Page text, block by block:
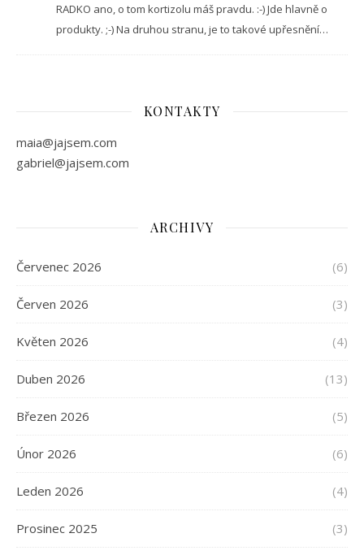
RADKO ano, o tom kortizolu máš pravdu. :-) Jde hlavně o
produkty. ;-) Na druhou stranu, je to takové upřesnění…
KONTAKTY
maia@jajsem.com
gabriel@jajsem.com
ARCHIVY
Červenec 2026 (6)
Červen 2026 (3)
Květen 2026 (4)
Duben 2026 (13)
Březen 2026 (5)
Únor 2026 (6)
Leden 2026 (4)
Prosinec 2025 (3)